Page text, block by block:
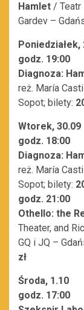
Hamlet / Teatr
Gardev –
Poniedziałek,
godz. 19:00
Diagnoza:
reż. María
Sopot; bilety:
Wtorek, 30.09
godz. 18:00
Diagnoza:
reż. María
Sopot; bilety:
godz. 21:00
Othello: the
Theater, and
GQ i JQ –
zł
Środa, 1.10
godz. 17:00